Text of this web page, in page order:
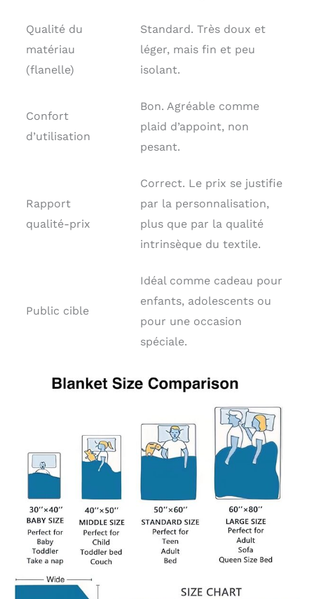
Qualité du
matériau
(flanelle)
Standard. Très doux et
léger, mais fin et peu
isolant.
Confort
d’utilisation
Bon. Agréable comme
plaid d’appoint, non
pesant.
Rapport
qualité-prix
Correct. Le prix se justifie
par la personnalisation,
plus que par la qualité
intrinsèque du textile.
Public cible
Idéal comme cadeau pour
enfants, adolescents ou
pour une occasion
spéciale.